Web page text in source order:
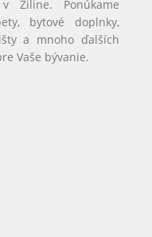
Žiline. Ponúkame
bytové doplnky,
a mnoho ďalších
Vaše bývanie.